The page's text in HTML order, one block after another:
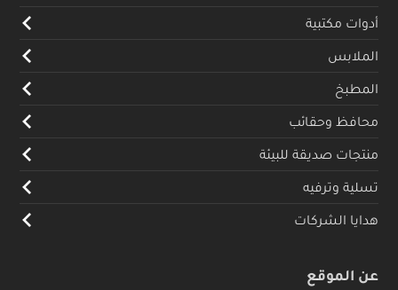
أدوات مكتبية
الملابس
المطبخ
محافظ وحقائب
منتجات صديقة للبيئة
تسلية وترفيه
هدايا الشركات
عن الموقع